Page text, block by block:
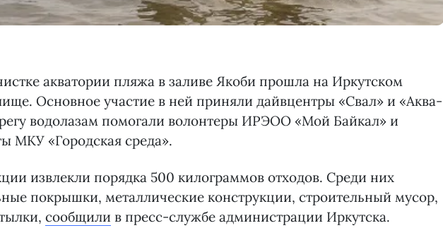
акватории пляжа в заливе Якоби прошла на Иркутском
Основное участие в ней приняли дайвцентры «Свал» и «Аква-
водолазам помогали волонтеры ИРЭОО «Мой Байкал» и
МКУ «Городская среда».
извлекли порядка 500 килограммов отходов. Среди них
покрышки, металлические конструкции, строительный мусор,
сообщили в пресс-службе администрации Иркутска.